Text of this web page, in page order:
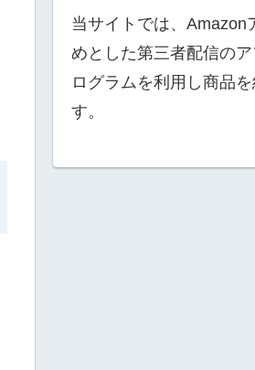
当サイトでは、Amazon
めとした第三者配信の
ログラムを利用し商品
す。